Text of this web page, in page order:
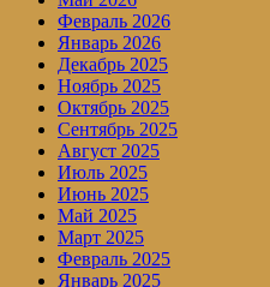
Февраль 2026
Январь 2026
Декабрь 2025
Ноябрь 2025
Октябрь 2025
Сентябрь 2025
Август 2025
Июль 2025
Июнь 2025
Май 2025
Март 2025
Февраль 2025
Январь 2025